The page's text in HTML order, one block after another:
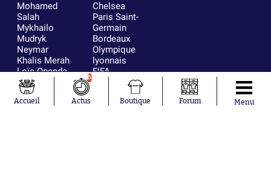
Mohamed
Salah
Mykhailo
Mudryk
Neymar
Khalis Merah
Loïs Openda
Moussa
Niakhaté
Nicolás
Chelsea
Paris Saint-
Germain
Bordeaux
Olympique
lyonnais
FIFA
Real Madrid
RC Strasbourg
AC Milan
Accueil
6
Actus Boutique Forum Menu